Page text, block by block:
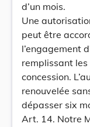
d’un mois.
Une
peut être
l’engagement
remplissant les
concession.
renouvelée
dépasser six
Art. 14. Notre